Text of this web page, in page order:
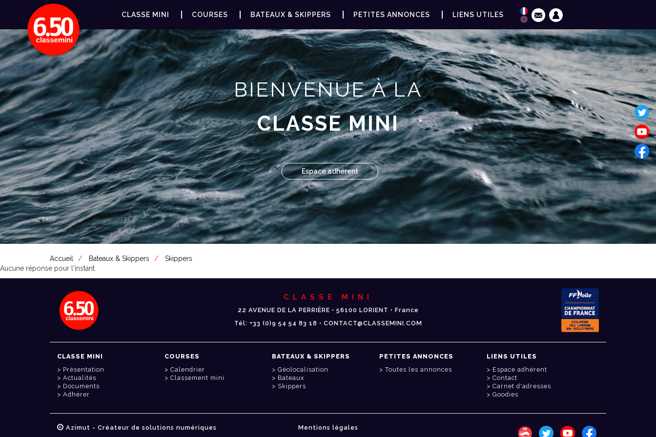
CLASSE MINI COURSES BATEAUX & SKIPPERS PETITES ANNONCES LIENS UTILES
BIENVENUE À LA
CLASSE MINI
Espace adhérent
Accueil Bateaux & Skippers
Skippers
Aucune réponse pour l'instant.
CLASSE MINI
22 AVENUE DE LA PERRIÈRE • 56100 LORIENT • France
Tél: +33 (0)9 54 54 83 18 • CONTACT@CLASSEMINI.COM
CLASSE MINI
Présentation
Actualités
Documents
Adhérer
COURSES
Calendrier
Classement mini
BATEAUX & SKIPPERS
Géolocalisation
Bateaux
Skippers
PETITES ANNONCES
Toutes les annonces
LIENS UTILES
Espace adhérent
Contact
Carnet d'adresses
Goodies
Azimut - Créateur de solutions numériques Mentions légales